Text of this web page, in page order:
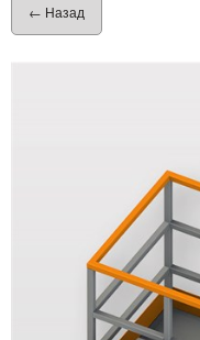
← Назад